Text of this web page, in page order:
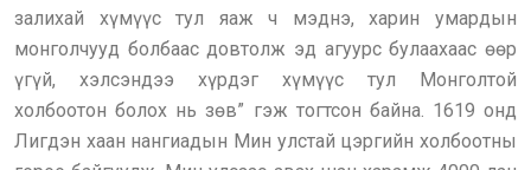
залихай хүмүүс тул яаж ч мэднэ, харин умардын
монголчууд болбаас довтолж эд агуурс булаахаас өөр
үгүй, хэлсэндээ хүрдэг хүмүүс тул Монголтой
холбоотон болох нь зөв” гэж тогтсон байна. 1619 онд
Лигдэн хаан нангиадын Мин улстай цэргийн холбоотны